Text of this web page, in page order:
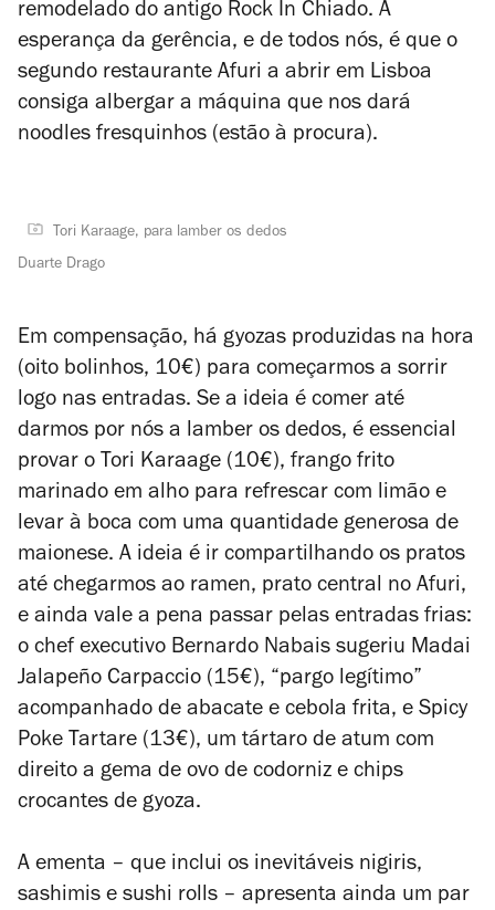
remodelado do antigo Rock In Chiado. A
esperança da gerência, e de todos nós, é que o
segundo restaurante Afuri a abrir em Lisboa
consiga albergar a máquina que nos dará
noodles fresquinhos (estão à procura).
Tori Karaage, para lamber os dedos
Duarte Drago
Em compensação, há gyozas produzidas na hora
(oito bolinhos, 10€) para começarmos a sorrir
logo nas entradas. Se a ideia é comer até
darmos por nós a lamber os dedos, é essencial
provar o Tori Karaage (10€), frango frito
marinado em alho para refrescar com limão e
levar à boca com uma quantidade generosa de
maionese. A ideia é ir compartilhando os pratos
até chegarmos ao ramen, prato central no Afuri,
e ainda vale a pena passar pelas entradas frias:
o chef executivo Bernardo Nabais sugeriu Madai
Jalapeño Carpaccio (15€), “pargo legítimo”
acompanhado de abacate e cebola frita, e Spicy
Poke Tartare (13€), um tártaro de atum com
direito a gema de ovo de codorniz e chips
crocantes de gyoza.
A ementa – que inclui os inevitáveis nigiris,
sashimis e sushi rolls – apresenta ainda um par